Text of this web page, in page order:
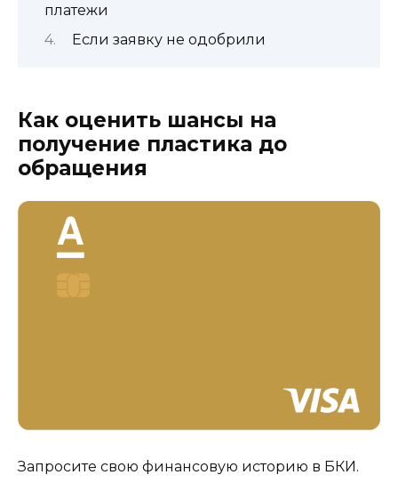
платежи
Если заявку не одобрили
Как оценить шансы на
получение пластика до
обращения
Запросите свою финансовую историю в БКИ.